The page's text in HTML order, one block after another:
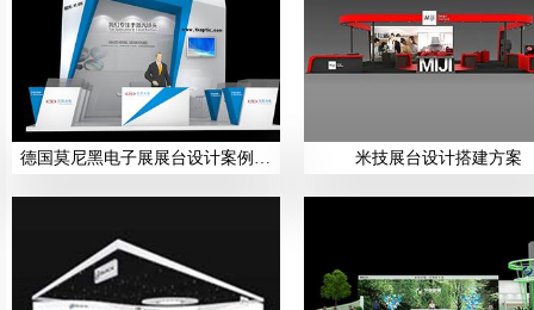
米技展台设计搭建方案